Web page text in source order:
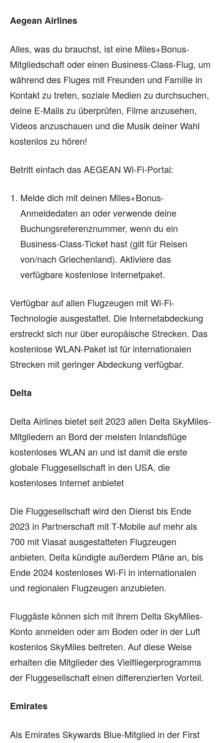
Aegean Airlines
Alles, was du brauchst, ist eine Miles+Bonus-
Mitgliedschaft oder einen Business-Class-Flug, um
während des Fluges mit Freunden und Familie in
Kontakt zu treten, soziale Medien zu durchsuchen,
deine E-Mails zu überprüfen, Filme anzusehen,
Videos anzuschauen und die Musik deiner Wahl
kostenlos zu hören!
Betritt einfach das AEGEAN Wi-Fi-Portal:
Melde dich mit deinen Miles+Bonus-
Anmeldedaten an oder verwende deine
Buchungsreferenznummer, wenn du ein
Business-Class-Ticket hast (gilt für Reisen
von/nach Griechenland). Aktiviere das
verfügbare kostenlose Internetpaket.
Verfügbar auf allen Flugzeugen mit Wi-Fi-
Technologie ausgestattet. Die Internetabdeckung
erstreckt sich nur über europäische Strecken. Das
kostenlose WLAN-Paket ist für internationalen
Strecken mit geringer Abdeckung verfügbar.
Delta
Delta Airlines bietet seit 2023 allen Delta SkyMiles-
Mitgliedern an Bord der meisten Inlandsflüge
kostenloses WLAN an und ist damit die erste
globale Fluggesellschaft in den USA, die
kostenloses Internet anbietet
Die Fluggesellschaft wird den Dienst bis Ende
2023 in Partnerschaft mit T-Mobile auf mehr als
700 mit Viasat ausgestatteten Flugzeugen
anbieten. Delta kündigte außerdem Pläne an, bis
Ende 2024 kostenloses Wi-Fi in internationalen
und regionalen Flugzeugen anzubieten.
Fluggäste können sich mit ihrem Delta SkyMiles-
Konto anmelden oder am Boden oder in der Luft
kostenlos SkyMiles beitreten. Auf diese Weise
erhalten die Mitglieder des Vielfliegerprogramms
der Fluggesellschaft einen differenzierten Vorteil.
Emirates
Als Emirates Skywards Blue‑Mitglied in der First